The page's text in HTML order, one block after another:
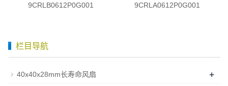
9CRLB0612P0G001 9CRLA0612P0G001
栏目导航
40x40x28mm长寿命风扇 +